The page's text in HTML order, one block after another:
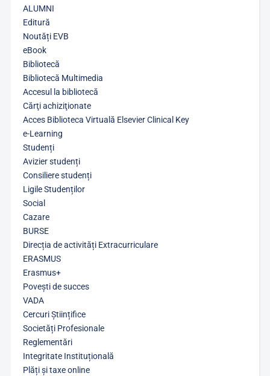
ALUMNI
Editură
Noutăți EVB
eBook
Bibliotecă
Bibliotecă Multimedia
Accesul la bibliotecă
Cărţi achiziţionate
Acces Biblioteca Virtuală Elsevier Clinical Key
e-Learning
Studenți
Avizier studenți
Consiliere studenți
Ligile Studenților
Social
Cazare
BURSE
Direcția de activități Extracurriculare
ERASMUS
Erasmus+
Povești de succes
VADA
Cercuri Științifice
Societăți Profesionale
Reglementări
Integritate Instituțională
Plăți și taxe online